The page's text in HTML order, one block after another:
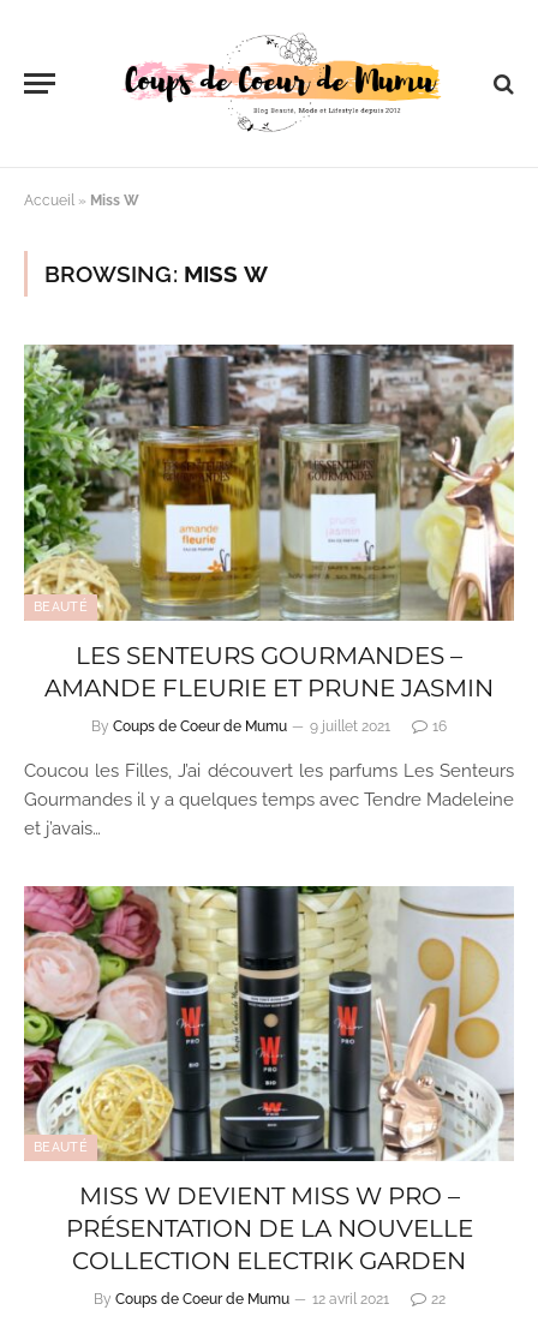
Accueil » Miss W
BROWSING: MISS W
BEAUTÉ
LES SENTEURS GOURMANDES –
AMANDE FLEURIE ET PRUNE JASMIN
By Coups de Coeur de Mumu 9 juillet 2021 16
Coucou les Filles, J’ai découvert les parfums Les Senteurs
Gourmandes il y a quelques temps avec Tendre Madeleine
et j’avais…
BEAUTÉ
MISS W DEVIENT MISS W PRO –
PRÉSENTATION DE LA NOUVELLE
COLLECTION ELECTRIK GARDEN
By Coups de Coeur de Mumu 12 avril 2021 22